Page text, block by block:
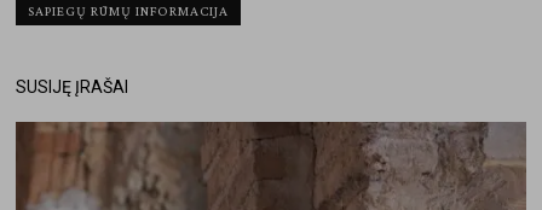
SAPIEGŲ RŪMŲ INFORMACIJA
SUSIJĘ ĮRAŠAI